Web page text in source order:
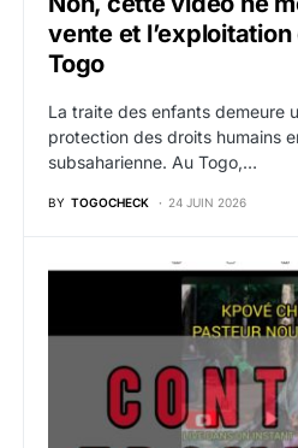
vente et l’exploitation
Togo
La traite des enfants demeure
protection des droits humains
subsaharienne. Au Togo,…
BY TOGOCHECK 24 JUIN 2026